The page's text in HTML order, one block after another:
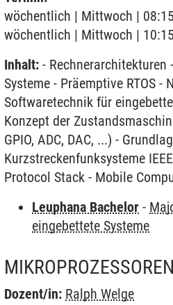
wöchentlich | Mittwoch |
wöchentlich | Mittwoch |
Inhalt: -
Systeme - Präemptive RTOS
Softwaretechnik für
Konzept der
GPIO, ADC, DAC, ...) -
Kurzstreckenfunksysteme
Protocol Stack - Mobile
Leuphana Bachelor -
eingebettete Systeme
Dozent/in: Ralph Welge